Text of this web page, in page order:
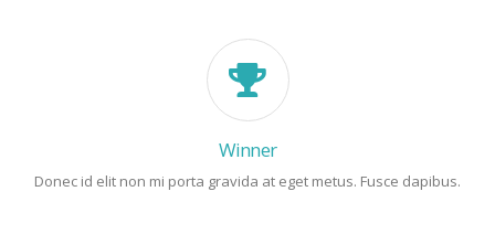
Winner
Donec id elit non mi porta gravida at eget metus. Fusce dapibus.